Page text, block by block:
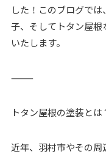
した！このブログで
子、そしてトタン屋
いたします。
⸻
トタン屋根の塗装と
近年、羽村市やその